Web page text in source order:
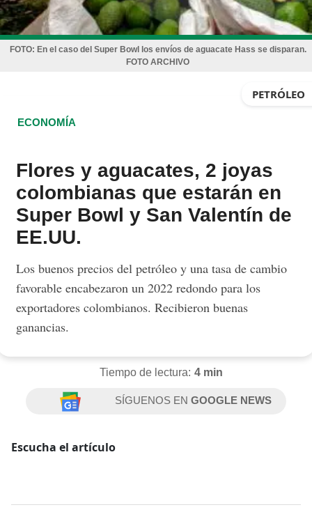
FOTO: En el caso del Super Bowl los envíos de aguacate Hass se disparan.
FOTO ARCHIVO
PETRÓLEO
ECONOMÍA
Flores y aguacates, 2 joyas
colombianas que estarán en
Super Bowl y San Valentín de
EE.UU.
Los buenos precios del petróleo y una tasa de cambio
favorable encabezaron un 2022 redondo para los
exportadores colombianos. Recibieron buenas
ganancias.
Tiempo de lectura: 4 min
SÍGUENOS ENGOOGLE NEWS
Escucha el artículo